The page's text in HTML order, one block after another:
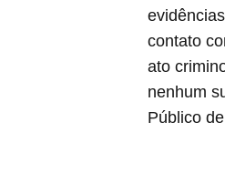
contato
ato
nenhum
Público